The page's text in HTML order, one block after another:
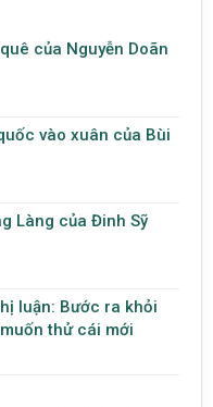
của Nguyễn Doãn
vào xuân của Bùi
Làng của Đinh Sỹ
luận: Bước ra khỏi
thử cái mới